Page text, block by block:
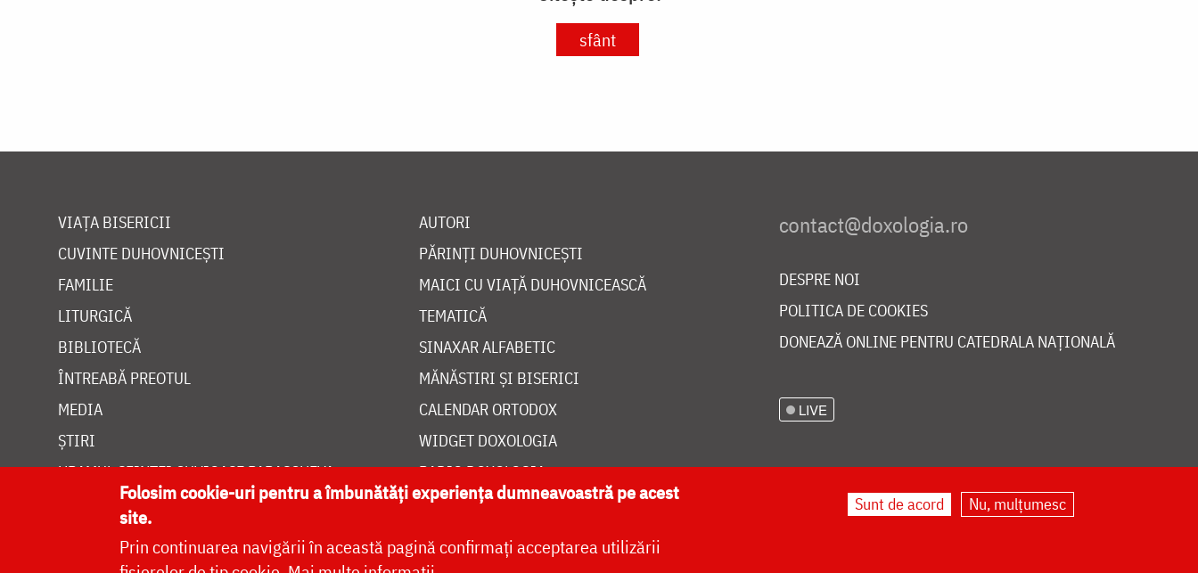
sfânt
VIAȚA BISERICII
CUVINTE DUHOVNICEȘTI
FAMILIE
LITURGICĂ
BIBLIOTECĂ
ÎNTREABĂ PREOTUL
MEDIA
ȘTIRI
HRAMUL SFINTEI CUVIOASE PARASCHEVA
AUTORI
PĂRINȚI DUHOVNICEȘTI
MAICI CU VIAȚĂ DUHOVNICEASCĂ
TEMATICĂ
SINAXAR ALFABETIC
MĂNĂSTIRI ȘI BISERICI
CALENDAR ORTODOX
WIDGET DOXOLOGIA
RADIO DOXOLOGIA
DESPRE NOI
POLITICA DE COOKIES
DONEAZĂ ONLINE PENTRU CATEDRALA NAȚIONALĂ
LIVE
Folosim cookie-uri pentru a îmbunătăți experiența dumneavoastră pe acest
site.
Prin continuarea navigării în această pagină confirmați acceptarea utilizării
Sunt de acord Nu, mulțumesc